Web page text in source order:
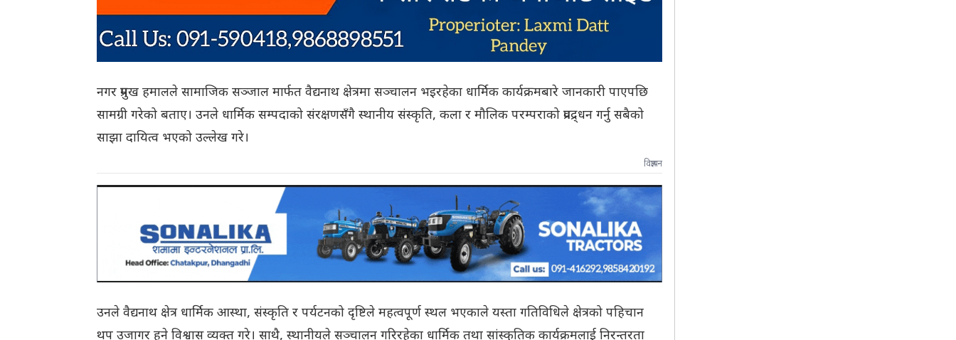
नगर प्रमुख हमालले सामाजिक सञ्जाल मार्फत वैद्यनाथ क्षेत्रमा सञ्चालन भइरहेका धार्मिक कार्यक्रमबारे जानकारी पाएपछि
सामग्री गरेको बताए। उनले धार्मिक सम्पदाको संरक्षणसँगै स्थानीय संस्कृति, कला र मौलिक परम्पराको प्रवद्र्धन गर्नु सबैको
साझा दायित्व भएको उल्लेख गरे।
विज्ञापन
उनले वैद्यनाथ क्षेत्र धार्मिक आस्था, संस्कृति र पर्यटनको दृष्टिले महत्वपूर्ण स्थल भएकाले यस्ता गतिविधिले क्षेत्रको पहिचान
थप उजागर हुने विश्वास व्यक्त गरे। साथै, स्थानीयले सञ्चालन गरिरहेका धार्मिक तथा सांस्कृतिक कार्यक्रमलाई निरन्तरता